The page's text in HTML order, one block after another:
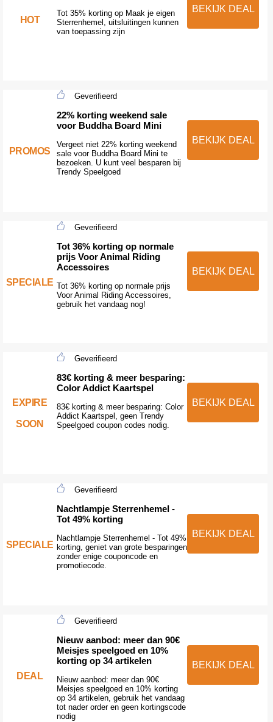
HOT
Tot 35% korting op Maak je eigen
Sterrenhemel, uitsluitingen kunnen
van toepassing zijn
BEKIJK DEAL
PROMOS
Geverifieerd
22% korting weekend sale
voor Buddha Board Mini
Vergeet niet 22% korting weekend
sale voor Buddha Board Mini te
bezoeken. U kunt veel besparen bij
Trendy Speelgoed
BEKIJK DEAL
SPECIALE
Geverifieerd
Tot 36% korting op normale
prijs Voor Animal Riding
Accessoires
Tot 36% korting op normale prijs
Voor Animal Riding Accessoires,
gebruik het vandaag nog!
BEKIJK DEAL
EXPIRE
SOON
Geverifieerd
83€ korting & meer besparing:
Color Addict Kaartspel
83€ korting & meer besparing: Color
Addict Kaartspel, geen Trendy
Speelgoed coupon codes nodig.
BEKIJK DEAL
SPECIALE
Geverifieerd
Nachtlampje Sterrenhemel -
Tot 49% korting
Nachtlampje Sterrenhemel - Tot 49%
korting, geniet van grote besparingen
zonder enige couponcode en
promotiecode.
BEKIJK DEAL
DEAL
Geverifieerd
Nieuw aanbod: meer dan 90€
Meisjes speelgoed en 10%
korting op 34 artikelen
Nieuw aanbod: meer dan 90€
Meisjes speelgoed en 10% korting
op 34 artikelen, gebruik het vandaag
tot nader order en geen kortingscode
nodig
BEKIJK DEAL